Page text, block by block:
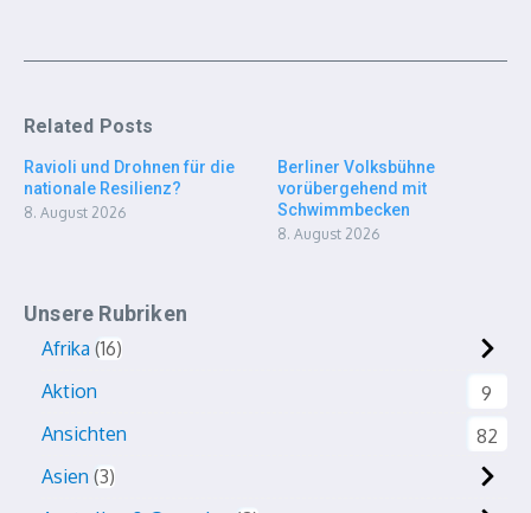
Related Posts
Ravioli und Drohnen für die
nationale Resilienz?
8. August 2026
Berliner Volksbühne
vorübergehend mit
Schwimmbecken
8. August 2026
Unsere Rubriken
Afrika 16
Aktion
9
Ansichten
82
Asien 3